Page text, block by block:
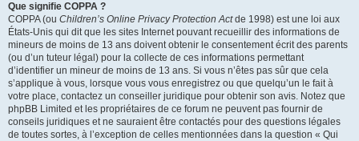
Que signifie COPPA ?
COPPA (ou Children’s Online Privacy Protection Actde 1998) est une loi aux
États-Unis qui dit que les sites Internet pouvant recueillir des informations de
mineurs de moins de 13 ans doivent obtenir le consentement écrit des parents
(ou d’un tuteur légal) pour la collecte de ces informations permettant
d’identifier un mineur de moins de 13 ans. Si vous n’êtes pas sûr que cela
s’applique à vous, lorsque vous vous enregistrez ou que quelqu’un le fait à
votre place, contactez un conseiller juridique pour obtenir son avis. Notez que
phpBB Limited et les propriétaires de ce forum ne peuvent pas fournir de
conseils juridiques et ne sauraient être contactés pour des questions légales
de toutes sortes, à l’exception de celles mentionnées dans la question « Qui